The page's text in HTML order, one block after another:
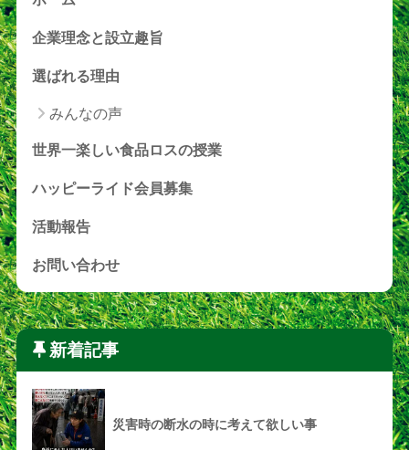
企業理念と設立趣旨
選ばれる理由
みんなの声
世界一楽しい食品ロスの授業
ハッピーライド会員募集
活動報告
お問い合わせ
新着記事
災害時の断水の時に考えて欲しい事